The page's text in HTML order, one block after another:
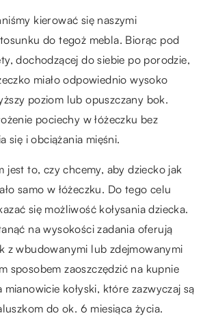
kierować się naszymi
do tegoż mebla. Biorąc pod
dochodzącej do siebie po porodzie,
miało odpowiednio wysoko
poziom lub opuszczany bok.
pociechy w łóżeczku bez
się i obciążania mięśni.
jest to, czy chcemy, aby dziecko jak
samo w łóżeczku. Do tego celu
się możliwość kołysania dziecka.
na wysokości zadania oferują
z wbudowanymi lub zdejmowanymi
sposobem zaoszczędzić na kupnie
kołyski, które zazwyczaj są
do ok. 6 miesiąca życia.